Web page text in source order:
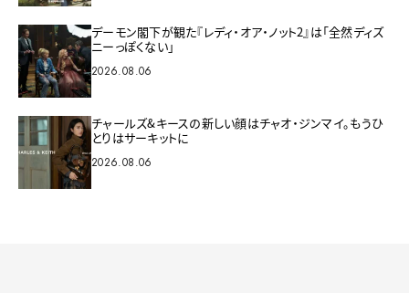
デーモン閣下が観た『レディ・オア・ノット2』は「全然ディズ
ニーっぽくない」
2026.08.06
チャールズ&キースの新しい顔はチャオ・ジンマイ。もうひ
とりはサーキットに
2026.08.06